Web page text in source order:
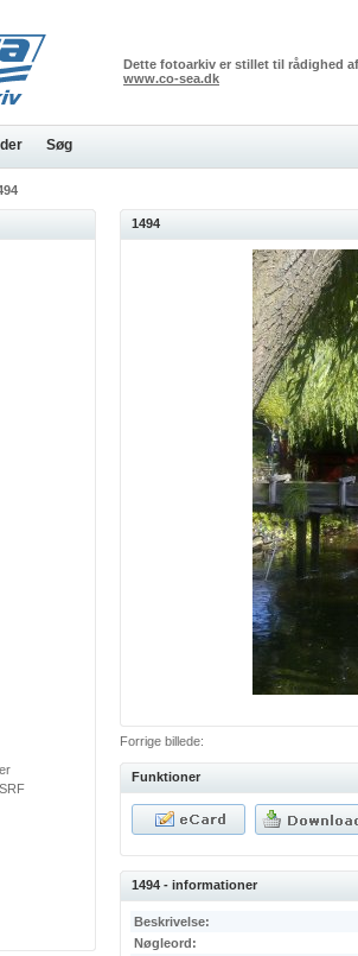
Dette fotoarkiv er stillet til rådighed
www.co-sea.dk
Søg
1494
Forrige billede:
Funktioner
1494 - informationer
Beskrivelse:
Nøgleord: